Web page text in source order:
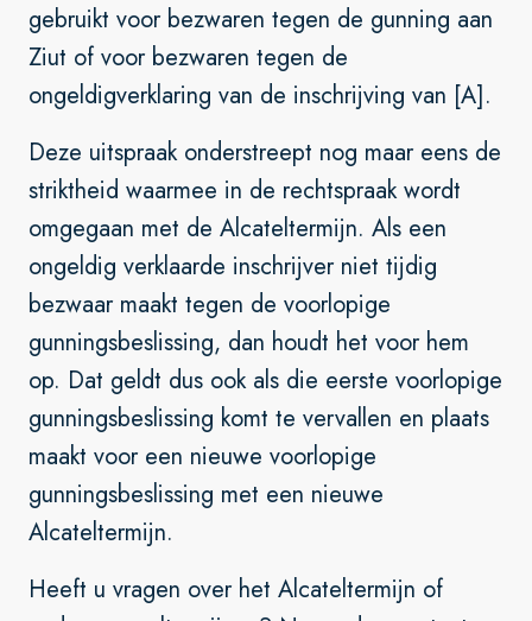
gebruikt voor bezwaren tegen de gunning aan
Ziut of voor bezwaren tegen de
ongeldigverklaring van de inschrijving van [A].
Deze uitspraak onderstreept nog maar eens de
striktheid waarmee in de rechtspraak wordt
omgegaan met de Alcateltermijn. Als een
ongeldig verklaarde inschrijver niet tijdig
bezwaar maakt tegen de voorlopige
gunningsbeslissing, dan houdt het voor hem
op. Dat geldt dus ook als die eerste voorlopige
gunningsbeslissing komt te vervallen en plaats
maakt voor een nieuwe voorlopige
gunningsbeslissing met een nieuwe
Alcateltermijn.
Heeft u vragen over het Alcateltermijn of